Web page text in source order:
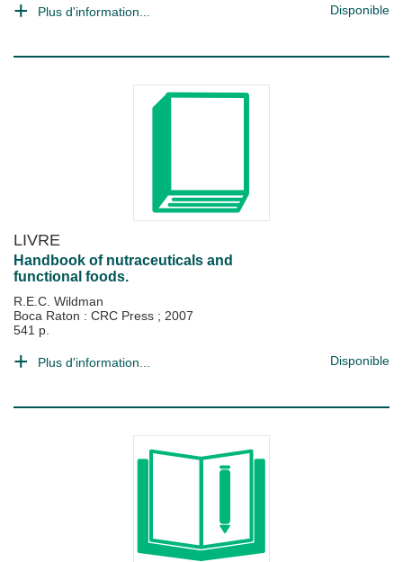
Plus d'information... Disponible
LIVRE
Handbook of nutraceuticals and
functional foods.
R.E.C. Wildman
Boca Raton : CRC Press ; 2007
541 p.
Plus d'information... Disponible